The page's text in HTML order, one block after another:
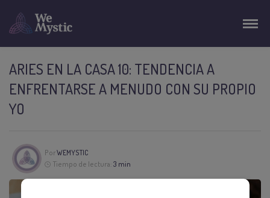
ARIES EN LA CASA 10: TENDENCIA A
ENFRENTARSE A MENUDO CON SU PROPIO
YO
PorWEMYSTIC
Tiempo de lectura: 3 min